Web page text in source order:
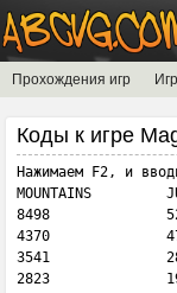
Прохождения игр
Коды к игре
Нажимаем F2, и
MOUNTAINS
8498
4370
3541
2823